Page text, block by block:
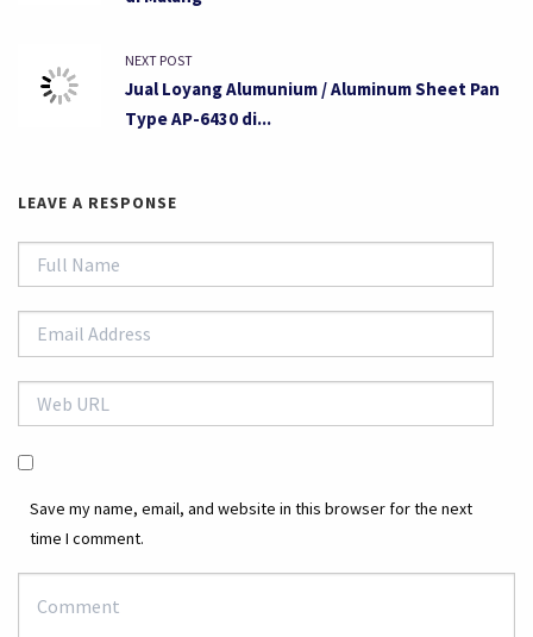
NEXT POST
Jual Loyang Alumunium / Aluminum Sheet Pan
Type AP-6430 di...
LEAVE A RESPONSE
Save my name, email, and website in this browser for the next
time I comment.